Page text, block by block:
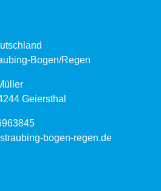
Bogen/Regen
Geiersthal